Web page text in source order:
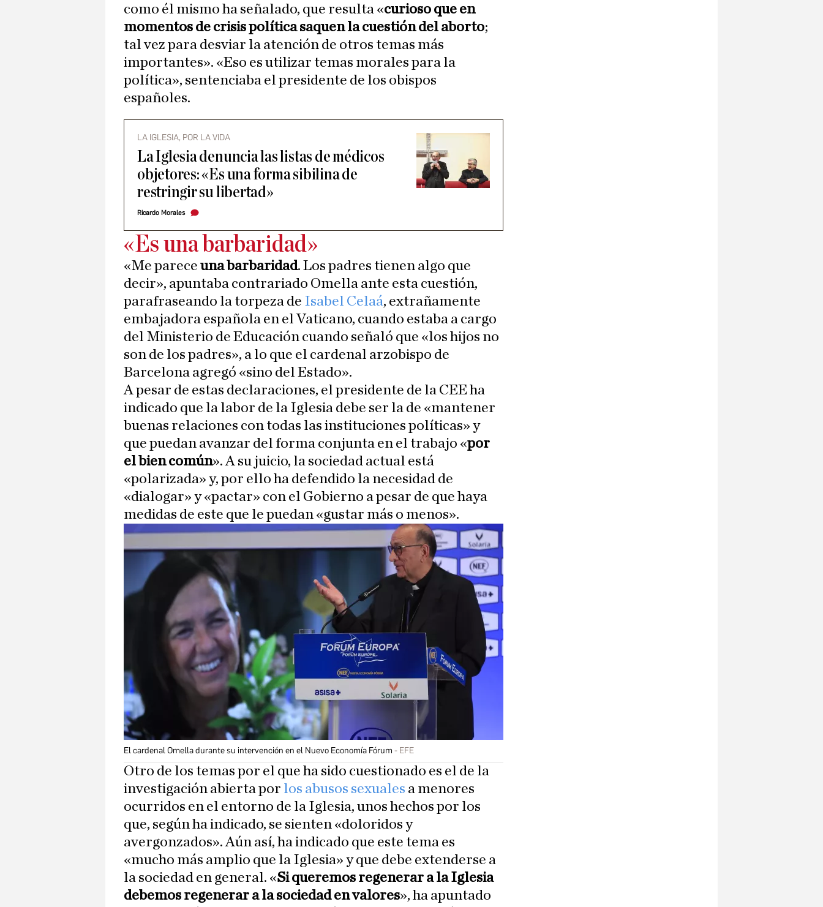
como él mismo ha señalado, que resulta «curioso que en
momentos de crisis política saquen la cuestión del aborto;
tal vez para desviar la atención de otros temas más
importantes». «Eso es utilizar temas morales para la
política», sentenciaba el presidente de los obispos
españoles.
LA IGLESIA, POR LA VIDA
La Iglesia denuncia las listas de médicos
objetores: «Es una forma sibilina de
restringir su libertad»
Ricardo Morales
«Es una barbaridad»
«Me parece una barbaridad. Los padres tienen algo que
decir», apuntaba contrariado Omella ante esta cuestión,
parafraseando la torpeza de Isabel Celaá, extrañamente
embajadora española en el Vaticano, cuando estaba a cargo
del Ministerio de Educación cuando señaló que «los hijos no
son de los padres», a lo que el cardenal arzobispo de
Barcelona agregó «sino del Estado».
A pesar de estas declaraciones, el presidente de la CEE ha
indicado que la labor de la Iglesia debe ser la de «mantener
buenas relaciones con todas las instituciones políticas» y
que puedan avanzar del forma conjunta en el trabajo «por
el bien común». A su juicio, la sociedad actual está
«polarizada» y, por ello ha defendido la necesidad de
«dialogar» y «pactar» con el Gobierno a pesar de que haya
medidas de este que le puedan «gustar más o menos».
El cardenal Omella durante su intervención en el Nuevo Economía Fórum EFE
Otro de los temas por el que ha sido cuestionado es el de la
investigación abierta por los abusos sexuales a menores
ocurridos en el entorno de la Iglesia, unos hechos por los
que, según ha indicado, se sienten «doloridos y
avergonzados». Aún así, ha indicado que este tema es
«mucho más amplio que la Iglesia» y que debe extenderse a
la sociedad en general. «Si queremos regenerar a la Iglesia
debemos regenerar a la sociedad en valores», ha apuntado